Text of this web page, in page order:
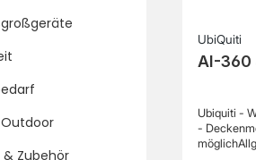
& Zubehör
UbiQuiti
AI-360
Ubiquiti -
-